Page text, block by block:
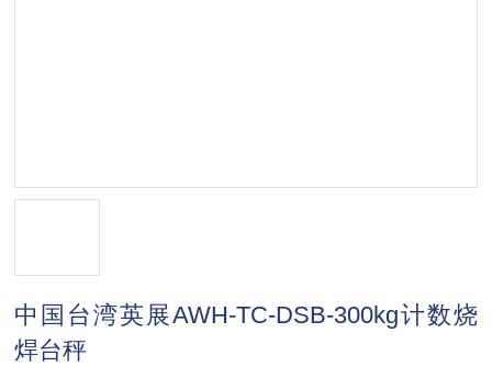
中国台湾英展AWH-TC-DSB-300kg计数烧
焊台秤